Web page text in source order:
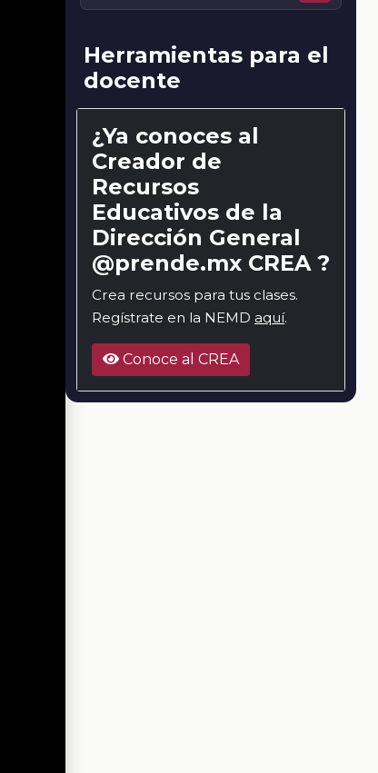
Herramientas para el
docente
¿Ya conoces al
Creador de
Recursos
Educativos de la
Dirección General
@prende.mx CREA ?
Crea recursos para tus clases.
Regístrate en la NEMD aquí.
Conoce al CREA